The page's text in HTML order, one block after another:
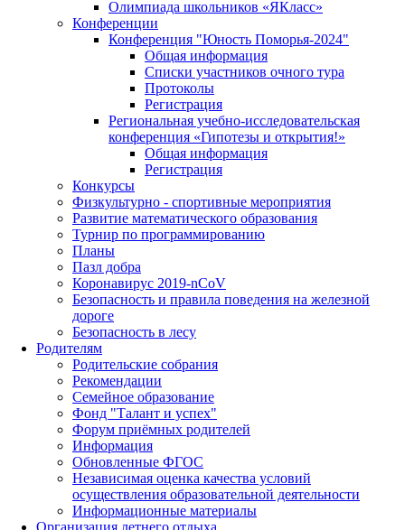
Олимпиада школьников «ЯКласс»
Конференции
Конференция "Юность Поморья-2024"
Общая информация
Списки участников очного тура
Протоколы
Регистрация
Региональная учебно-исследовательская
конференция «Гипотезы и открытия!»
Общая информация
Регистрация
Конкурсы
Физкультурно - спортивные мероприятия
Развитие математического образования
Турнир по программированию
Планы
Пазл добра
Коронавирус 2019-nCoV
Безопасность и правила поведения на железной
дороге
Безопасность в лесу
Родителям
Родительские собрания
Рекомендации
Семейное образование
Фонд "Талант и успех"
Форум приёмных родителей
Информация
Обновленные ФГОС
Независимая оценка качества условий
осуществления образовательной деятельности
Информационные материалы
Организация летнего отдыха